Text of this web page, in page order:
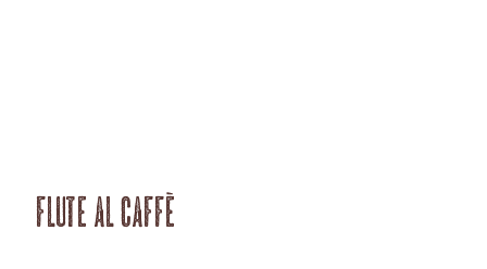
Flute al Caffè